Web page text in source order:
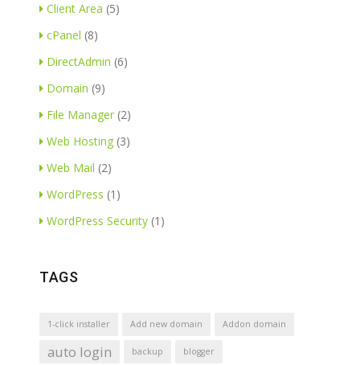
Client Area (5)
cPanel (8)
DirectAdmin (6)
Domain (9)
File Manager (2)
Web Hosting (3)
Web Mail (2)
WordPress (1)
WordPress Security (1)
TAGS
1-click installer Add new domain Addon domain
auto login backup blogger